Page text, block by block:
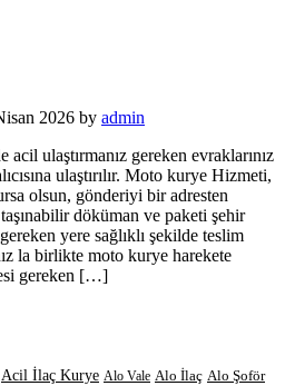
2026 by admin
ulaştırmanız gereken evraklarınız
ulaştırılır. Moto kurye Hizmeti,
olsun, gönderiyi bir adresten
döküman ve paketi şehir
yere sağlıklı şekilde teslim
la birlikte moto kurye harekete
gereken […]
Acil İlaç Kurye Alo Vale Alo İlaç Alo Şoför